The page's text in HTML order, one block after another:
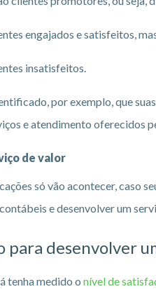
engajados e satisfeitos,
insatisfeitos.
por exemplo, que
e atendimento oferecidos
de valor
só vão acontecer, caso
e desenvolver um
para desenvolver
tenha medido o nível de